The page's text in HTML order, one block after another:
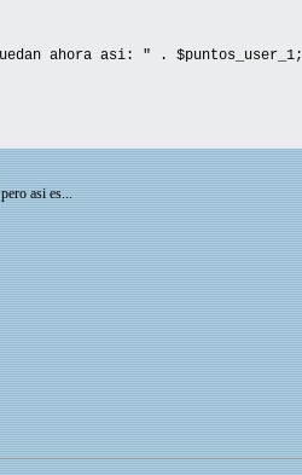
ahora asi: " . $puntos_user_1;
asi es...